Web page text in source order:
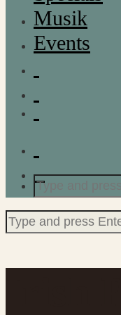
Musik
Events
Search
for:
Search
for: